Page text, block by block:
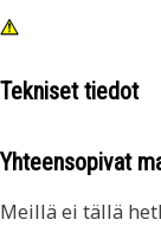
Tekniset tiedot
Yhteensopivat
Meillä ei tällä